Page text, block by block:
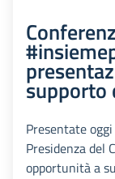
supporto
Presentate
Presidenza del
opportunità a